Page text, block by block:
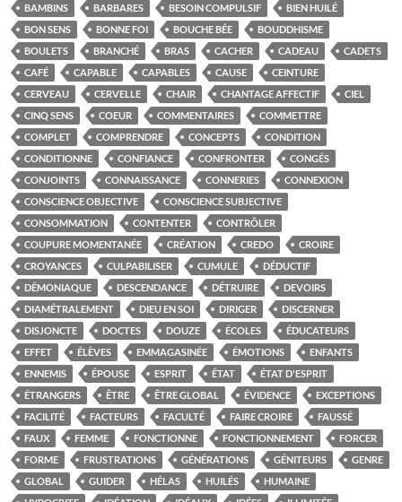
BAMBINS
BARBARES BESOIN COMPULSIF
BIEN HUILÉ
BON SENS
BONNE FOI BOUCHE BÉE
BOUDDHISME
BOULETS
BRANCHÉ BRAS CACHER CADEAU
CADETS
CAFÉ
CAPABLE CAPABLES CAUSE
CEINTURE
CERVEAU
CERVELLE CHAIR CHANTAGE AFFECTIF
CIEL
CINQ SENS
COEUR COMMENTAIRES
COMMETTRE
COMPLET
COMPRENDRE CONCEPTS
CONDITION
CONDITIONNE
CONFIANCE CONFRONTER
CONGÉS
CONJOINTS
CONNAISSANCE CONNERIES
CONNEXION
CONSCIENCE OBJECTIVE
CONSCIENCE SUBJECTIVE
CONSOMMATION
CONTENTER
CONTRÔLER
COUPURE MOMENTANÉE
CRÉATION CREDO
CROIRE
CROYANCES
CULPABILISER CUMULE
DÉDUCTIF
DÉMONIAQUE
DESCENDANCE DÉTRUIRE
DEVOIRS
DIAMÉTRALEMENT
DIEU EN SOI DIRIGER
DISCERNER
DISJONCTE
DOCTES DOUZE ÉCOLES
ÉDUCATEURS
EFFET
ÉLÈVES EMMAGASINÉE ÉMOTIONS
ENFANTS
ENNEMIS
ÉPOUSE ESPRIT ÉTAT
ÉTAT D'ESPRIT
ÉTRANGERS
ÊTRE ÊTRE GLOBAL ÉVIDENCE
EXCEPTIONS
FACILITÉ
FACTEURS FACULTÉ FAIRE CROIRE
FAUSSÉ
FAUX
FEMME FONCTIONNE FONCTIONNEMENT
FORCER
FORME
FRUSTRATIONS GÉNÉRATIONS GÉNITEURS
GENRE
GLOBAL
GUIDER HÉLAS HUILÉS
HUMAINE